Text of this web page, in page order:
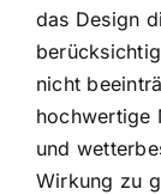
das Design
nicht
hochwertige
und
Wirkung zu